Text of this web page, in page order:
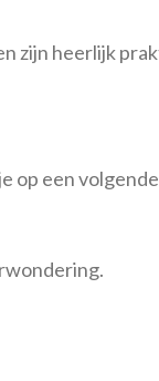
zijn heerlijk
op een